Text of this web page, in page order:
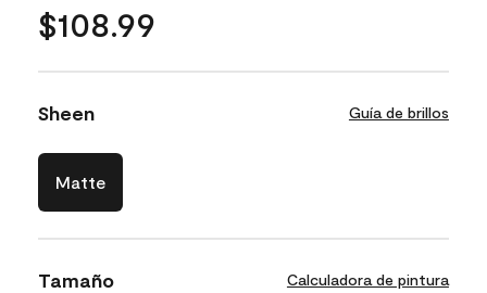
$108.99
Sheen Guía de brillos
Matte
Tamaño Calculadora de pintura